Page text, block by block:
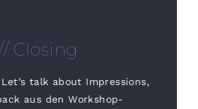
Closing
talk about Impressions,
aus den Workshop-